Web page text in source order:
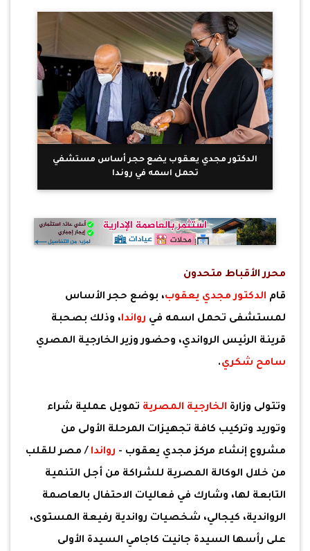
الدكتور مجدي يعقوب يضع حجر أساس مستشفي
تحمل اسمه في روندا
محرر الأقباط متحدون
قام الدكتور مجدي يعقوب، بوضع حجر الأساس
لمستشفى تحمل اسمه في رواندا، وذلك بصحبة
قرينة الرئيس الرواندي، وحضور وزير الخارجية المصري
سامح شكري.
وتتولى وزارة الخارجية المصرية تمويل عملية شراء
وتوريد وتركيب كافة تجهيزات المرحلة الأولى من
مشروع إنشاء مركز مجدي يعقوب - رواندا / مصر للقلب
من خلال الوكالة المصرية للشراكة من أجل التنمية
التابعة لها، وشارك في فعاليات الاحتفال بالعاصمة
الرواندية، كيجالي، شخصيات رواندية رفيعة المستوى،
على رأسها السيدة جانيت كاجامي السيدة الأولى